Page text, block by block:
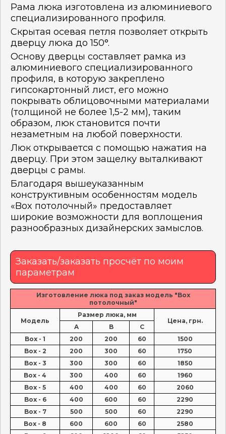
Рама люка изготовлена из алюминиевого
специализированного профиля.
Скрытая осевая петля позволяет открыть
дверцу люка до 150°.
Основу дверцы составляет рамка из
алюминиевого специализированного
профиля, в которую закреплено
гипсокартонный лист, его можно
покрывать облицовочными материалами
(толщиной не более 1,5-2 мм), таким
образом, люк становится почти
незаметным на любой поверхности.
Люк открывается с помощью нажатия на
дверцу. При этом защелку выталкивают
дверцы с рамы.
Благодаря вышеуказанным
конструктивным особенностям модель
«Box потолочный» предоставляет
широкие возможности для воплощения
разнообразных дизайнерских замыслов.
Заказать/заказать просчёт по моим
параметрам
Изготовление люка под заказ модель "Box
потолочный"
Модель
Размер люка, мм
Цена, грн.
A
B
C
Box - 1
200 200 60
1500
Box - 2
200 300 60
1750
Box - 3
300 300 60
1850
Box - 4
300 400 60
1960
Box - 5
400 400 60
2060
Box - 6
400 600 60
2290
Box - 7
500 500 60
2290
Box - 8
600 600 60
2580